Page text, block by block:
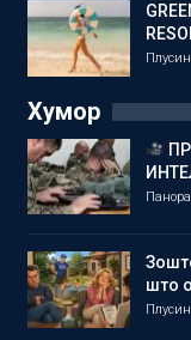
Хумор
што